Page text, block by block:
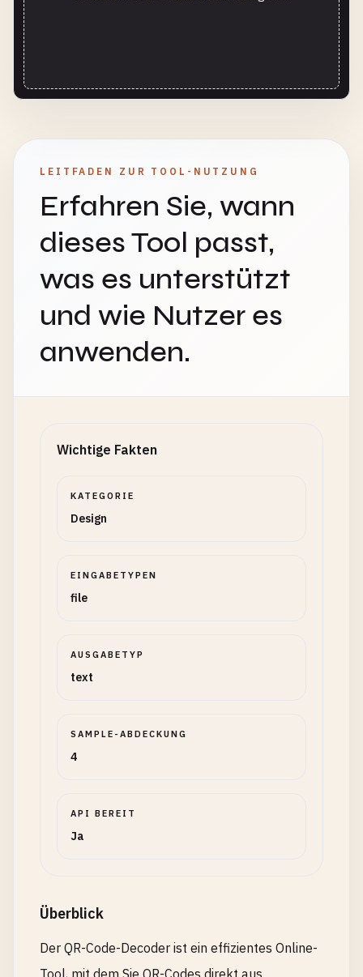
LEITFADEN ZUR TOOL-NUTZUNG
Erfahren Sie, wann
dieses Tool passt,
was es unterstützt
und wie Nutzer es
anwenden.
Wichtige Fakten
KATEGORIE
Design
EINGABETYPEN
file
AUSGABETYP
text
SAMPLE-ABDECKUNG
4
API BEREIT
Ja
Überblick
Der QR-Code-Decoder ist ein effizientes Online-
Tool, mit dem Sie QR-Codes direkt aus